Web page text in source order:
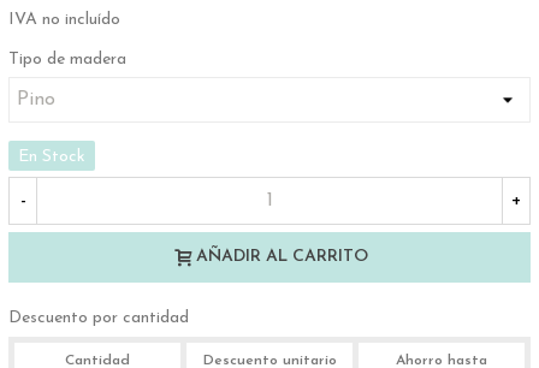
IVA no incluído
Tipo de madera
En Stock
- +
AÑADIR AL CARRITO
Descuento por cantidad
Cantidad Descuento unitario Ahorro hasta